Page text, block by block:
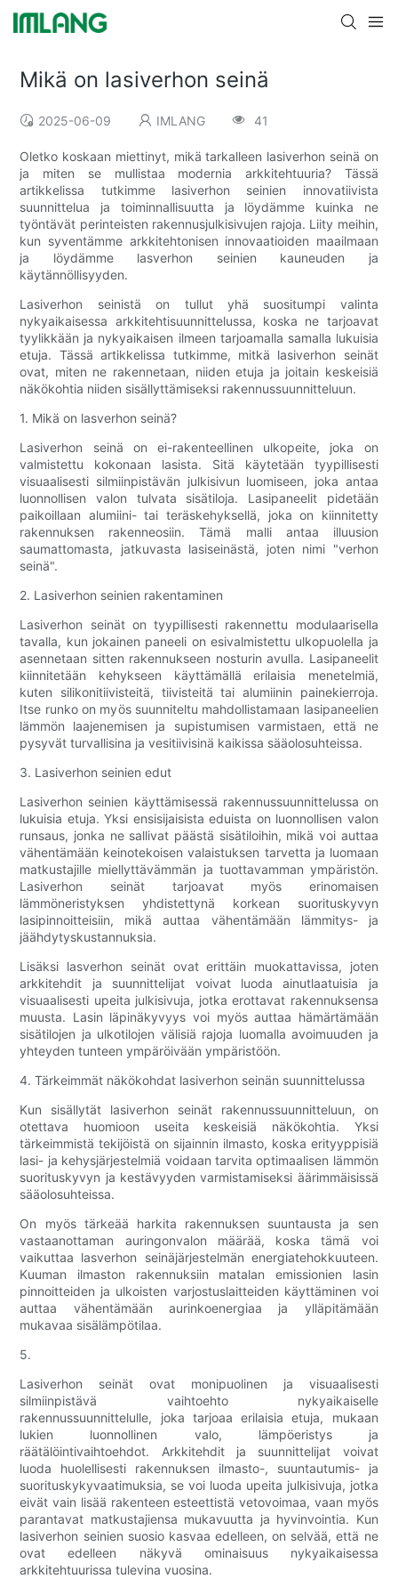
Mikä on lasiverhon seinä
2025-06-09 IMLANG 41
Oletko koskaan miettinyt, mikä tarkalleen lasiverhon seinä on
ja miten se mullistaa modernia arkkitehtuuria? Tässä
artikkelissa tutkimme lasiverhon seinien innovatiivista
suunnittelua ja toiminnallisuutta ja löydämme kuinka ne
työntävät perinteisten rakennusjulkisivujen rajoja. Liity meihin,
kun syventämme arkkitehtonisen innovaatioiden maailmaan
ja löydämme lasverhon seinien kauneuden ja
käytännöllisyyden.
Lasiverhon seinistä on tullut yhä suositumpi valinta
nykyaikaisessa arkkitehtisuunnittelussa, koska ne tarjoavat
tyylikkään ja nykyaikaisen ilmeen tarjoamalla samalla lukuisia
etuja. Tässä artikkelissa tutkimme, mitkä lasiverhon seinät
ovat, miten ne rakennetaan, niiden etuja ja joitain keskeisiä
näkökohtia niiden sisällyttämiseksi rakennussuunnitteluun.
1. Mikä on lasverhon seinä?
Lasiverhon seinä on ei-rakenteellinen ulkopeite, joka on
valmistettu kokonaan lasista. Sitä käytetään tyypillisesti
visuaalisesti silmiinpistävän julkisivun luomiseen, joka antaa
luonnollisen valon tulvata sisätiloja. Lasipaneelit pidetään
paikoillaan alumiini- tai teräskehyksellä, joka on kiinnitetty
rakennuksen rakenneosiin. Tämä malli antaa illuusion
saumattomasta, jatkuvasta lasiseinästä, joten nimi "verhon
seinä".
2. Lasiverhon seinien rakentaminen
Lasiverhon seinät on tyypillisesti rakennettu modulaarisella
tavalla, kun jokainen paneeli on esivalmistettu ulkopuolella ja
asennetaan sitten rakennukseen nosturin avulla. Lasipaneelit
kiinnitetään kehykseen käyttämällä erilaisia ​​menetelmiä,
kuten silikonitiivisteitä, tiivisteitä tai alumiinin painekierroja.
Itse runko on myös suunniteltu mahdollistamaan lasipaneelien
lämmön laajenemisen ja supistumisen varmistaen, että ne
pysyvät turvallisina ja vesitiivisinä kaikissa sääolosuhteissa.
3. Lasiverhon seinien edut
Lasiverhon seinien käyttämisessä rakennussuunnittelussa on
lukuisia etuja. Yksi ensisijaisista eduista on luonnollisen valon
runsaus, jonka ne sallivat päästä sisätiloihin, mikä voi auttaa
vähentämään keinotekoisen valaistuksen tarvetta ja luomaan
matkustajille miellyttävämmän ja tuottavamman ympäristön.
Lasiverhon seinät tarjoavat myös erinomaisen
lämmöneristyksen yhdistettynä korkean suorituskyvyn
lasipinnoitteisiin, mikä auttaa vähentämään lämmitys- ja
jäähdytyskustannuksia.
Lisäksi lasverhon seinät ovat erittäin muokattavissa, joten
arkkitehdit ja suunnittelijat voivat luoda ainutlaatuisia ja
visuaalisesti upeita julkisivuja, jotka erottavat rakennuksensa
muusta. Lasin läpinäkyvyys voi myös auttaa hämärtämään
sisätilojen ja ulkotilojen välisiä rajoja luomalla avoimuuden ja
yhteyden tunteen ympäröivään ympäristöön.
4. Tärkeimmät näkökohdat lasiverhon seinän suunnittelussa
Kun sisällytät lasiverhon seinät rakennussuunnitteluun, on
otettava huomioon useita keskeisiä näkökohtia. Yksi
tärkeimmistä tekijöistä on sijainnin ilmasto, koska erityyppisiä
lasi- ja kehysjärjestelmiä voidaan tarvita optimaalisen lämmön
suorituskyvyn ja kestävyyden varmistamiseksi äärimmäisissä
sääolosuhteissa.
On myös tärkeää harkita rakennuksen suuntausta ja sen
vastaanottaman auringonvalon määrää, koska tämä voi
vaikuttaa lasverhon seinäjärjestelmän energiatehokkuuteen.
Kuuman ilmaston rakennuksiin matalan emissionien lasin
pinnoitteiden ja ulkoisten varjostuslaitteiden käyttäminen voi
auttaa vähentämään aurinkoenergiaa ja ylläpitämään
mukavaa sisälämpötilaa.
5.
Lasiverhon seinät ovat monipuolinen ja visuaalisesti
silmiinpistävä vaihtoehto nykyaikaiselle
rakennussuunnittelulle, joka tarjoaa erilaisia ​​etuja, mukaan
lukien luonnollinen valo, lämpöeristys ja
räätälöintivaihtoehdot. Arkkitehdit ja suunnittelijat voivat
luoda huolellisesti rakennuksen ilmasto-, suuntautumis- ja
suorituskykyvaatimuksia, se voi luoda upeita julkisivuja, jotka
eivät vain lisää rakenteen esteettistä vetovoimaa, vaan myös
parantavat matkustajiensa mukavuutta ja hyvinvointia. Kun
lasiverhon seinien suosio kasvaa edelleen, on selvää, että ne
ovat edelleen näkyvä ominaisuus nykyaikaisessa
arkkitehtuurissa tulevina vuosina.